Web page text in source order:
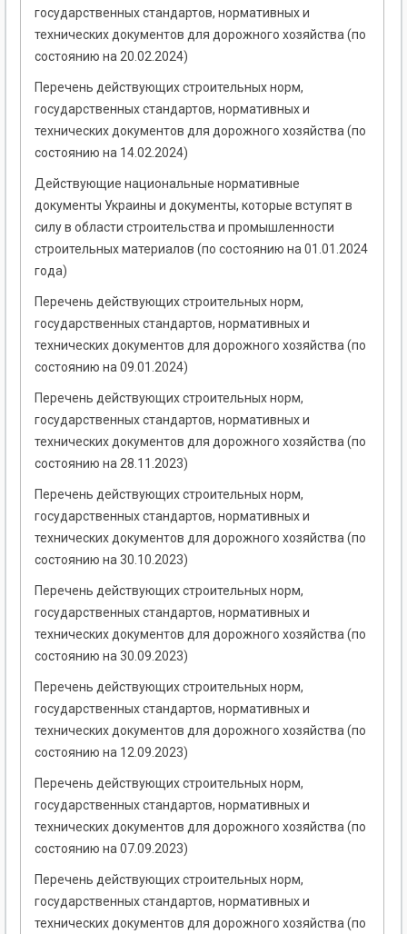
государственных стандартов, нормативных и
технических документов для дорожного хозяйства (по
состоянию на 20.02.2024)
Перечень действующих строительных норм,
государственных стандартов, нормативных и
технических документов для дорожного хозяйства (по
состоянию на 14.02.2024)
Действующие национальные нормативные
документы Украины и документы, которые вступят в
силу в области строительства и промышленности
строительных материалов (по состоянию на 01.01.2024
года)
Перечень действующих строительных норм,
государственных стандартов, нормативных и
технических документов для дорожного хозяйства (по
состоянию на 09.01.2024)
Перечень действующих строительных норм,
государственных стандартов, нормативных и
технических документов для дорожного хозяйства (по
состоянию на 28.11.2023)
Перечень действующих строительных норм,
государственных стандартов, нормативных и
технических документов для дорожного хозяйства (по
состоянию на 30.10.2023)
Перечень действующих строительных норм,
государственных стандартов, нормативных и
технических документов для дорожного хозяйства (по
состоянию на 30.09.2023)
Перечень действующих строительных норм,
государственных стандартов, нормативных и
технических документов для дорожного хозяйства (по
состоянию на 12.09.2023)
Перечень действующих строительных норм,
государственных стандартов, нормативных и
технических документов для дорожного хозяйства (по
состоянию на 07.09.2023)
Перечень действующих строительных норм,
государственных стандартов, нормативных и
технических документов для дорожного хозяйства (по